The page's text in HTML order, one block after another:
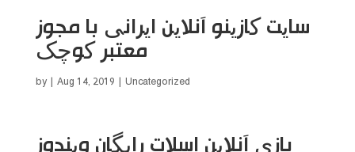
سایت کازینو آنلاین ایرانی با مجوز
معتبر کوچک
by Aug 14, 2019 | Uncategorized
بازی آنلاین اسلات رایگان ویندوز